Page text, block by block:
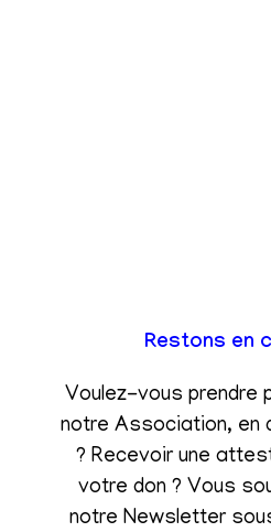
Restons en
Voulez-vous prendre
notre Association, en
? Recevoir une
votre don ? Vous
notre Newsletter